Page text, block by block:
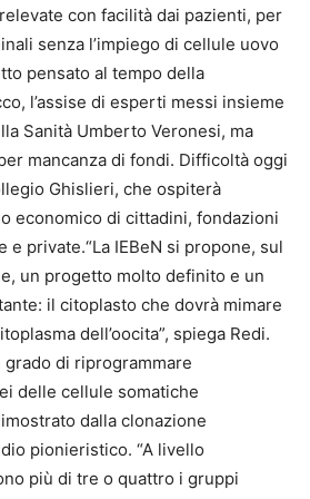
con facilità dai pazienti, per
senza l’impiego di cellule uovo
pensato al tempo della
l’assise di esperti messi insieme
Sanità Umberto Veronesi, ma
mancanza di fondi. Difficoltà oggi
Ghislieri, che ospiterà
economico di cittadini, fondazioni
private.“La IEBeN si propone, sul
un progetto molto definito e un
il citoplasto che dovrà mimare
dell’oocita”, spiega Redi.
di riprogrammare
delle cellule somatiche
dalla clonazione
pionieristico. “A livello
più di tre o quattro i gruppi